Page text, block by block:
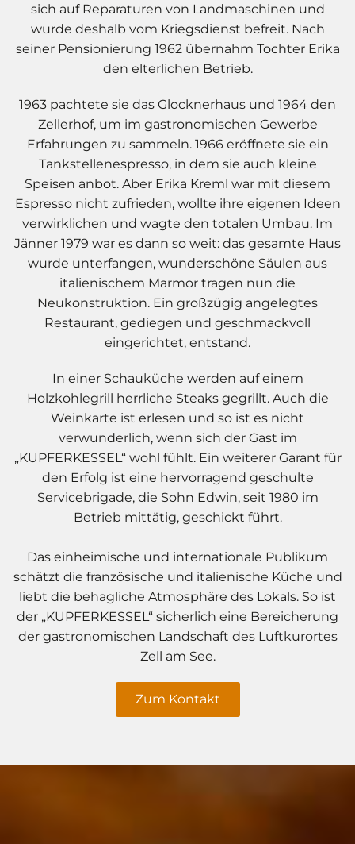
sich auf Reparaturen von Landmaschinen und
wurde deshalb vom Kriegsdienst befreit. Nach
seiner Pensionierung 1962 übernahm Tochter Erika
den elterlichen Betrieb.
1963 pachtete sie das Glocknerhaus und 1964 den
Zellerhof, um im gastronomischen Gewerbe
Erfahrungen zu sammeln. 1966 eröffnete sie ein
Tankstellenespresso, in dem sie auch kleine
Speisen anbot. Aber Erika Kreml war mit diesem
Espresso nicht zufrieden, wollte ihre eigenen Ideen
verwirklichen und wagte den totalen Umbau. Im
Jänner 1979 war es dann so weit: das gesamte Haus
wurde unterfangen, wunderschöne Säulen aus
italienischem Marmor tragen nun die
Neukonstruktion. Ein großzügig angelegtes
Restaurant, gediegen und geschmackvoll
eingerichtet, entstand.
In einer Schauküche werden auf einem
Holzkohlegrill herrliche Steaks gegrillt. Auch die
Weinkarte ist erlesen und so ist es nicht
verwunderlich, wenn sich der Gast im
„KUPFERKESSEL“ wohl fühlt. Ein weiterer Garant für
den Erfolg ist eine hervorragend geschulte
Servicebrigade, die Sohn Edwin, seit 1980 im
Betrieb mittätig, geschickt führt.
Das einheimische und internationale Publikum
schätzt die französische und italienische Küche und
liebt die behagliche Atmosphäre des Lokals. So ist
der „KUPFERKESSEL“ sicherlich eine Bereicherung
der gastronomischen Landschaft des Luftkurortes
Zell am See.
Zum Kontakt